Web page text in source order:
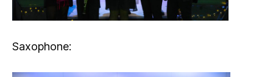
Saxophone: